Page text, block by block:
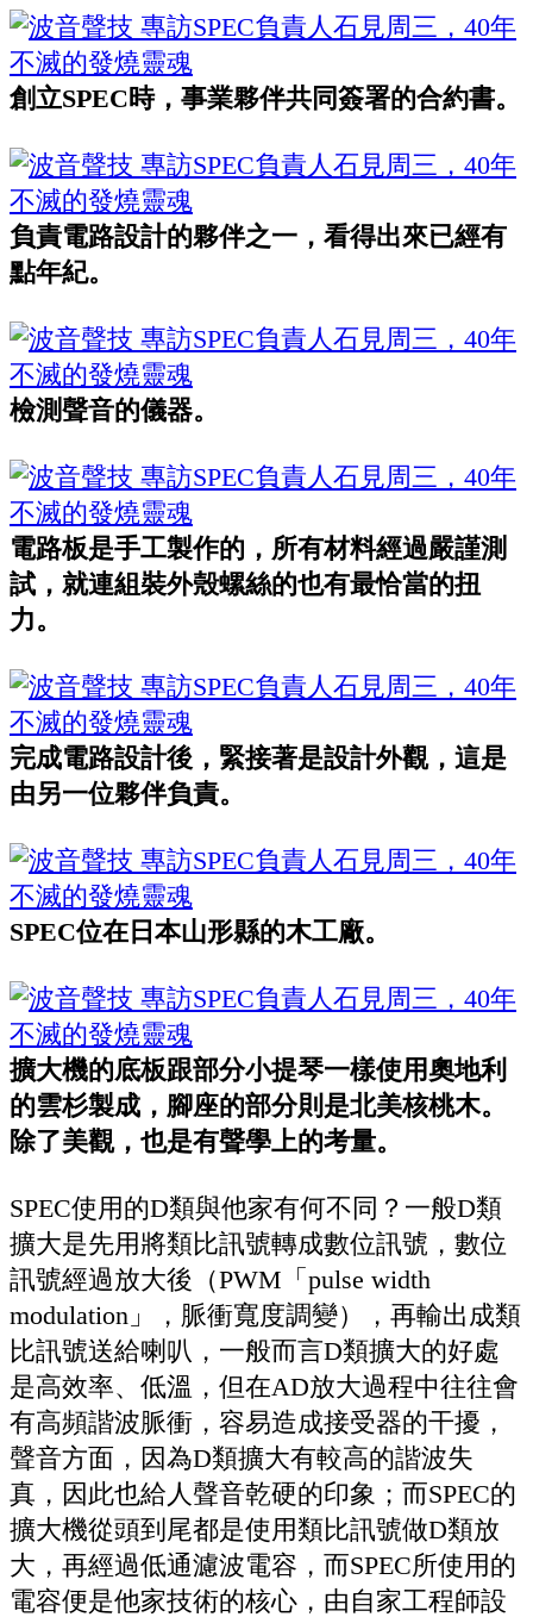
創立SPEC時，事業夥伴共同簽署的合約書。
負責電路設計的夥伴之一，看得出來已經有
點年紀。
檢測聲音的儀器。
電路板是手工製作的，所有材料經過嚴謹測
試，就連組裝外殼螺絲的也有最恰當的扭
力。
完成電路設計後，緊接著是設計外觀，這是
由另一位夥伴負責。
SPEC位在日本山形縣的木工廠。
擴大機的底板跟部分小提琴一樣使用奧地利
的雲杉製成，腳座的部分則是北美核桃木。
除了美觀，也是有聲學上的考量。
SPEC使用的D類與他家有何不同？一般D類
擴大是先用將類比訊號轉成數位訊號，數位
訊號經過放大後（PWM「pulse width
modulation」，脈衝寬度調變），再輸出成類
比訊號送給喇叭，一般而言D類擴大的好處
是高效率、低溫，但在AD放大過程中往往會
有高頻諧波脈衝，容易造成接受器的干擾，
聲音方面，因為D類擴大有較高的諧波失
真，因此也給人聲音乾硬的印象；而SPEC的
擴大機從頭到尾都是使用類比訊號做D類放
大，再經過低通濾波電容，而SPEC所使用的
電容便是他家技術的核心，由自家工程師設